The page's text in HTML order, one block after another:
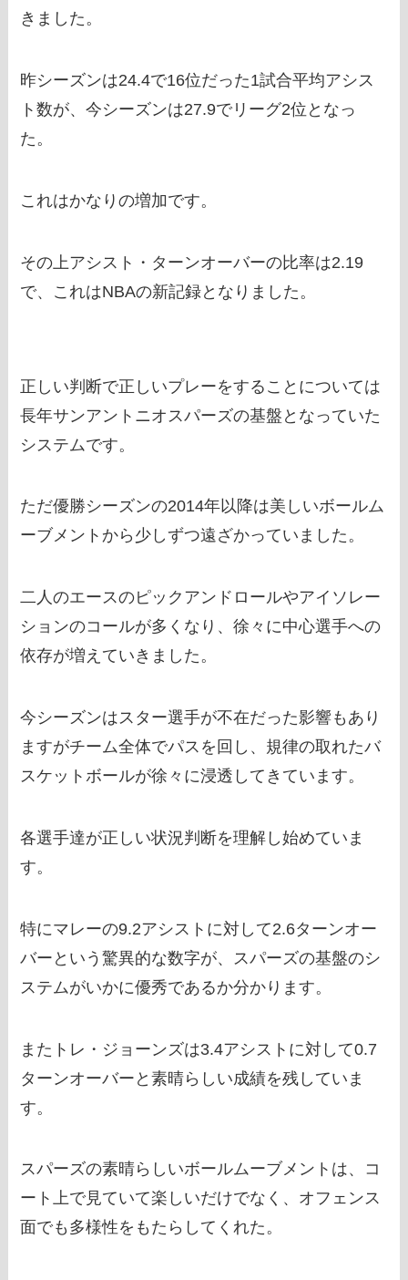
きました。
昨シーズンは24.4で16位だった1試合平均アシス
ト数が、今シーズンは27.9でリーグ2位となっ
た。
これはかなりの増加です。
その上アシスト・ターンオーバーの比率は2.19
で、これはNBAの新記録となりました。
正しい判断で正しいプレーをすることについては
長年サンアントニオスパーズの基盤となっていた
システムです。
ただ優勝シーズンの2014年以降は美しいボールム
ーブメントから少しずつ遠ざかっていました。
二人のエースのピックアンドロールやアイソレー
ションのコールが多くなり、徐々に中心選手への
依存が増えていきました。
今シーズンはスター選手が不在だった影響もあり
ますがチーム全体でパスを回し、規律の取れたバ
スケットボールが徐々に浸透してきています。
各選手達が正しい状況判断を理解し始めていま
す。
特にマレーの9.2アシストに対して2.6ターンオー
バーという驚異的な数字が、スパーズの基盤のシ
ステムがいかに優秀であるか分かります。
またトレ・ジョーンズは3.4アシストに対して0.7
ターンオーバーと素晴らしい成績を残していま
す。
スパーズの素晴らしいボールムーブメントは、コ
ート上で見ていて楽しいだけでなく、オフェンス
面でも多様性をもたらしてくれた。